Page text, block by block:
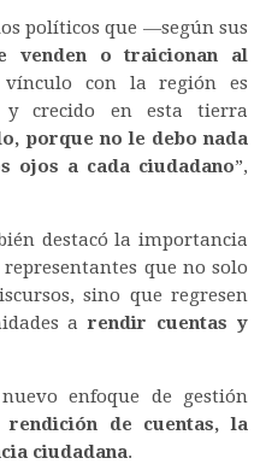
políticos que —según sus
venden o traicionan al
con la región es
crecido en esta tierra
porque no le debo nada
ojos a cada ciudadano”,
destacó la importancia
que no solo
sino que regresen
arendir cuentas y
enfoque de gestión
rendición de cuentas, la
ciudadana.